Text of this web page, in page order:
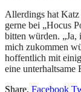
Allerdings hat Katz
gerne bei „Hocus
bitten würden.
mich zukommen
hoffentlich mit
eine unterhaltsame
Share. Facebook